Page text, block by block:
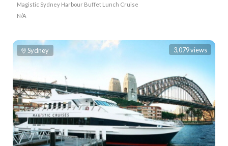
Magistic Sydney Harbour Buffet Lunch Cruise
N/A
Sydney 3,079 views